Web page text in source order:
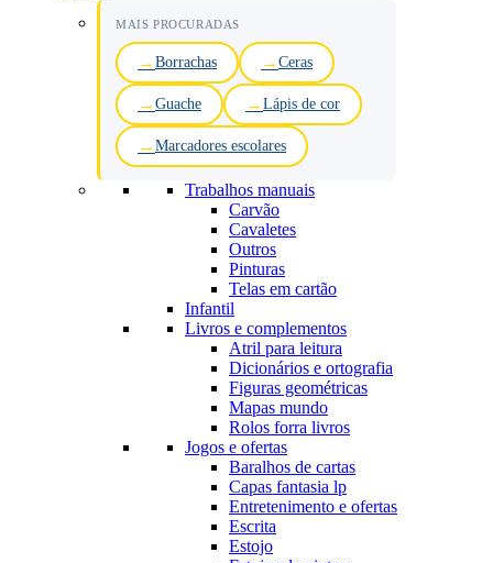
MAIS PROCURADAS
Borrachas Ceras
Guache Lápis de cor
Marcadores escolares
Trabalhos manuais
Carvão
Cavaletes
Outros
Pinturas
Telas em cartão
Infantil
Livros e complementos
Atril para leitura
Dicionários e ortografia
Figuras geométricas
Mapas mundo
Rolos forra livros
Jogos e ofertas
Baralhos de cartas
Capas fantasia lp
Entretenimento e ofertas
Escrita
Estojo